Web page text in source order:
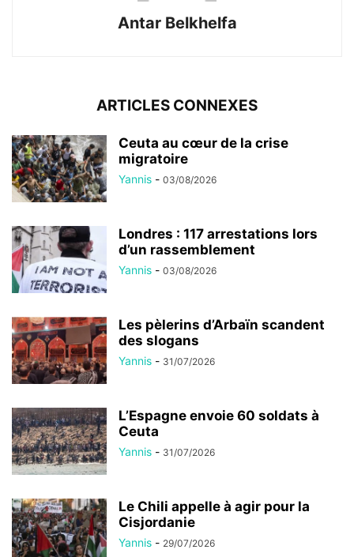
Antar Belkhelfa
ARTICLES CONNEXES
Ceuta au cœur de la crise
migratoire
Yannis - 03/08/2026
Londres : 117 arrestations lors
d’un rassemblement
Yannis - 03/08/2026
Les pèlerins d’Arbaïn scandent
des slogans
Yannis - 31/07/2026
L’Espagne envoie 60 soldats à
Ceuta
Yannis - 31/07/2026
Le Chili appelle à agir pour la
Cisjordanie
Yannis - 29/07/2026